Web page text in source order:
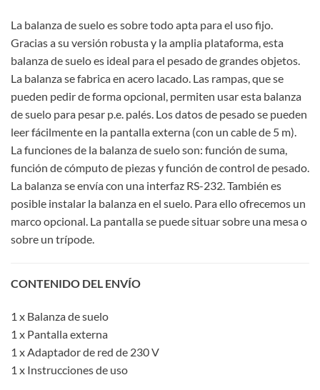
La balanza de suelo es sobre todo apta para el uso fijo.
Gracias a su versión robusta y la amplia plataforma, esta
balanza de suelo es ideal para el pesado de grandes objetos.
La balanza se fabrica en acero lacado. Las rampas, que se
pueden pedir de forma opcional, permiten usar esta balanza
de suelo para pesar p.e. palés. Los datos de pesado se pueden
leer fácilmente en la pantalla externa (con un cable de 5 m).
La funciones de la balanza de suelo son: función de suma,
función de cómputo de piezas y función de control de pesado.
La balanza se envía con una interfaz RS-232. También es
posible instalar la balanza en el suelo. Para ello ofrecemos un
marco opcional. La pantalla se puede situar sobre una mesa o
sobre un trípode.
CONTENIDO DEL ENVÍO
1 x Balanza de suelo
1 x Pantalla externa
1 x Adaptador de red de 230 V
1 x Instrucciones de uso